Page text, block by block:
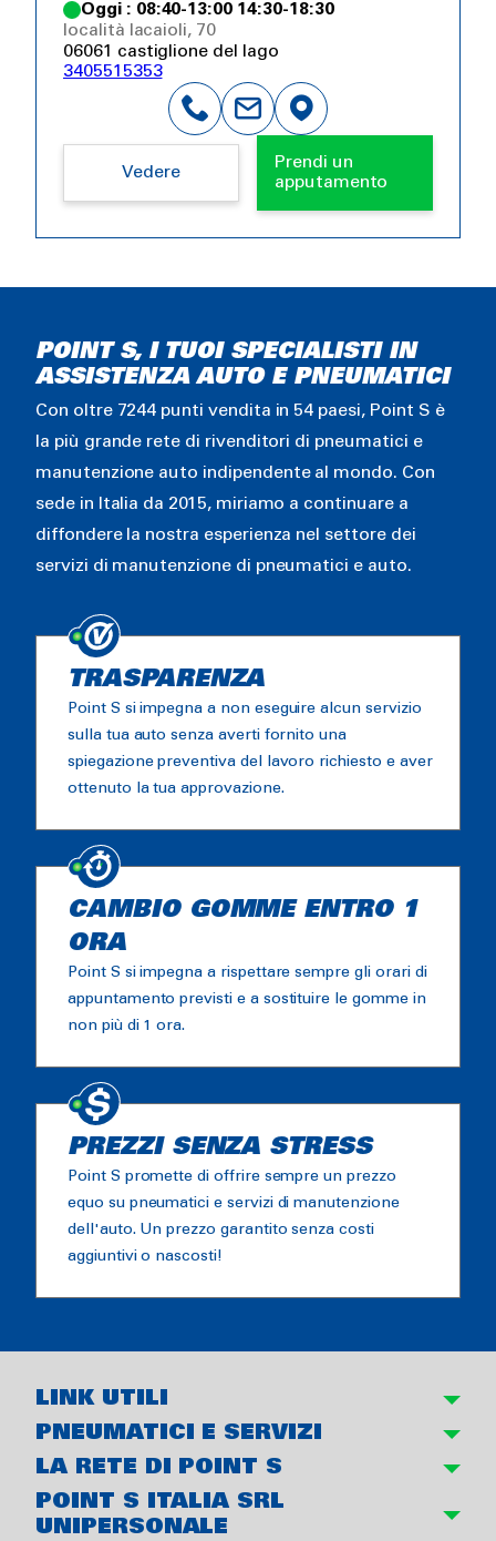
Oggi : 08:40-13:00 14:30-18:30
località lacaioli, 70
06061 castiglione del lago
3405515353
Vedere
Prendi un
apputamento
POINT S, I TUOI SPECIALISTI IN
ASSISTENZA AUTO E PNEUMATICI
Con oltre 7244 punti vendita in 54 paesi, Point S è
la più grande rete di rivenditori di pneumatici e
manutenzione auto indipendente al mondo. Con
sede in Italia da 2015, miriamo a continuare a
diffondere la nostra esperienza nel settore dei
servizi di manutenzione di pneumatici e auto.
TRASPARENZA
Point S si impegna a non eseguire alcun servizio
sulla tua auto senza averti fornito una
spiegazione preventiva del lavoro richiesto e aver
ottenuto la tua approvazione.
CAMBIO GOMME ENTRO 1
ORA
Point S si impegna a rispettare sempre gli orari di
appuntamento previsti e a sostituire le gomme in
non più di 1 ora.
PREZZI SENZA STRESS
Point S promette di offrire sempre un prezzo
equo su pneumatici e servizi di manutenzione
dell'auto. Un prezzo garantito senza costi
aggiuntivi o nascosti!
LINK UTILI
PNEUMATICI E SERVIZI
LA RETE DI POINT S
POINT S ITALIA SRL
UNIPERSONALE